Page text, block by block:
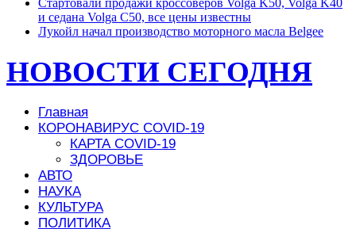
Стартовали продажи кроссоверов Volga K50, Volga K40
и седана Volga C50, все цены известны
Лукойл начал производство моторного масла Belgee
НОВОСТИ СЕГОДНЯ
Главная
КОРОНАВИРУС COVID-19
КАРТА COVID-19
ЗДОРОВЬЕ
АВТО
НАУКА
КУЛЬТУРА
ПОЛИТИКА